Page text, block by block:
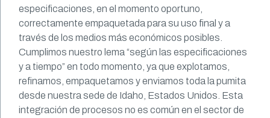
especificaciones, en el momento oportuno,
correctamente empaquetada para su uso final y a
través de los medios más económicos posibles.
Cumplimos nuestro lema “según las especificaciones
y a tiempo” en todo momento, ya que explotamos,
refinamos, empaquetamos y enviamos toda la pumita
desde nuestra sede de Idaho, Estados Unidos. Esta
integración de procesos no es común en el sector de